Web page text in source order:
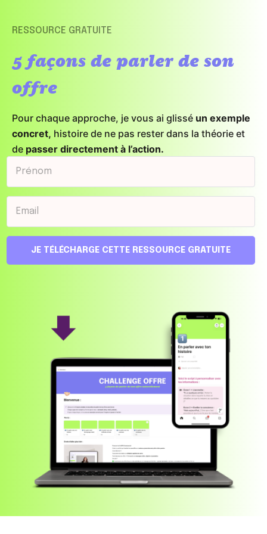
RESSOURCE GRATUITE
5 façons de parler de son
offre
Pour chaque approche, je vous ai glissé un exemple
concret, histoire de ne pas rester dans la théorie et
de passer directement à l’action.
En 30 secondes dans votre boîte mail.
JE TÉLÉCHARGE CETTE RESSOURCE GRATUITE